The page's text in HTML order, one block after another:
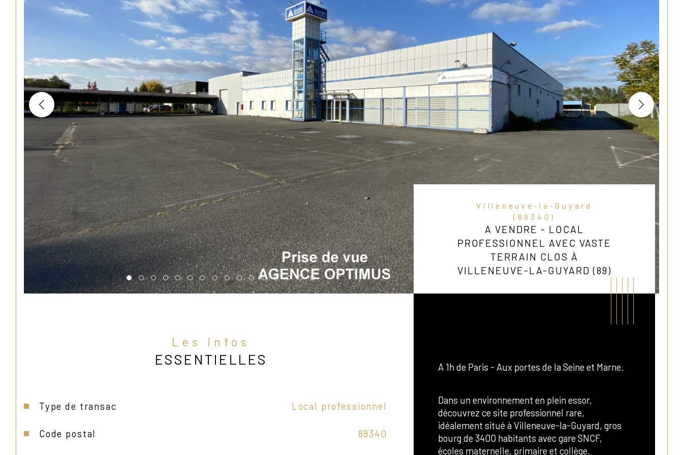
Villeneuve-la-Guyard
(89340)
A VENDRE - LOCAL
PROFESSIONNEL AVEC VASTE
TERRAIN CLOS À
VILLENEUVE-LA-GUYARD (89)
Les infos
ESSENTIELLES
Caractéristiques Valeurs
Type de transac Local professionnel
Code postal 89340
Caractéristiques Valeurs
Vue
Superficie (m²)
A 1h de Paris - Aux portes de la Seine et Marne.
Dans un environnement en plein essor,
découvrez ce site professionnel rare,
idéalement situé à Villeneuve-la-Guyard, gros
bourg de 3400 habitants avec gare SNCF,
écoles maternelle, primaire et collège.